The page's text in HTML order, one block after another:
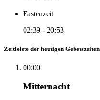
Fastenzeit
02:39 - 20:53
Zeitleiste der heutigen Gebetszeiten
00:00
Mitternacht